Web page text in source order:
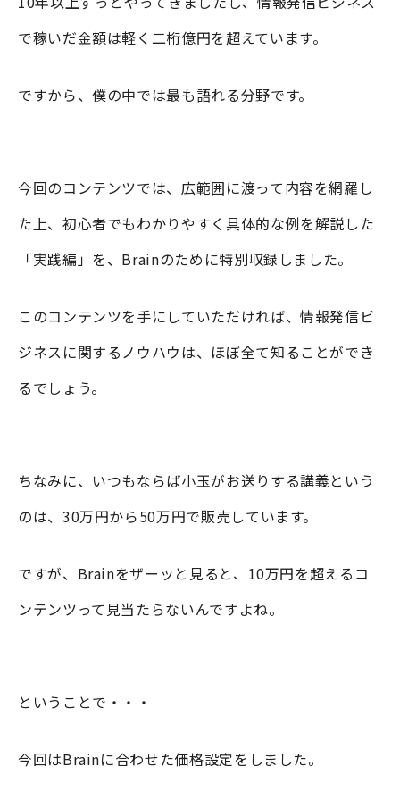
で稼いだ金額は軽く二桁億円を超えています。
ですから、僕の中では最も語れる分野です。
今回のコンテンツでは、広範囲に渡って内容を網羅し
た上、初心者でもわかりやすく具体的な例を解説した
「実践編」を、Brainのために特別収録しました。
このコンテンツを手にしていただければ、情報発信ビ
ジネスに関するノウハウは、ほぼ全て知ることができ
るでしょう。
ちなみに、いつもならば小玉がお送りする講義という
のは、30万円から50万円で販売しています。
ですが、Brainをザーッと見ると、10万円を超えるコ
ンテンツって見当たらないんですよね。
ということで・・・
今回はBrainに合わせた価格設定をしました。